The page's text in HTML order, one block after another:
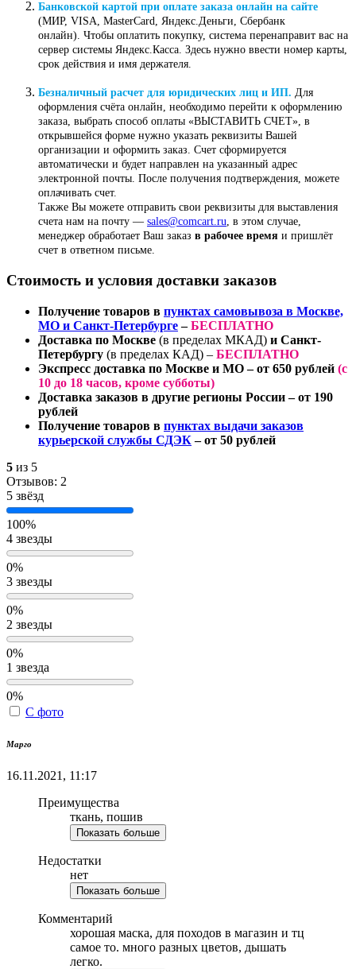
Банковской картой при оплате заказа онлайн на сайте
(МИР, VISA, MasterCard, Яндекс.Деньги, Сбербанк
онлайн). Чтобы оплатить покупку, система перенаправит вас на
сервер системы Яндекс.Касса. Здесь нужно ввести номер карты,
срок действия и имя держателя.
Безналичный расчет для юридических лиц и ИП. Для
оформления счёта онлайн, необходимо перейти к оформлению
заказа, выбрать способ оплаты «ВЫСТАВИТЬ СЧЕТ», в
открывшейся форме нужно указать реквизиты Вашей
организации и оформить заказ. Счет сформируется
автоматически и будет направлен на указанный адрес
электронной почты. После получения подтверждения, можете
оплачивать счет.
Также Вы можете отправить свои реквизиты для выставления
счета нам на почту — sales@comcart.ru, в этом случае,
менеджер обработает Ваш заказ в рабочее время и пришлёт
счет в ответном письме.
Стоимость и условия доставки заказов
Получение товаров в пунктах самовывоза в Москве,
МО и Санкт-Петербурге–БЕСПЛАТНО
Доставка по Москве (в пределах МКАД) и Санкт-
Петербургу (в пределах КАД) – БЕСПЛАТНО
Экспресс доставка по Москве и МО– от 650 рублей (с
10 до 18 часов, кроме субботы)
Доставка заказов в другие регионы России– от 190
рублей
Получение товаров в пунктах выдачи заказов
курьерской службы СДЭК– от 50 рублей
5 из 5
Отзывов: 2
5 звёзд
100%
4 звезды
0%
3 звезды
0%
2 звезды
0%
1 звезда
0%
С фото
Марго
16.11.2021, 11:17
Преимущества
ткань, пошив
Показать больше
Недостатки
нет
Показать больше
Комментарий
хорошая маска, для походов в магазин и тц
самое то. много разных цветов, дышать
легко.